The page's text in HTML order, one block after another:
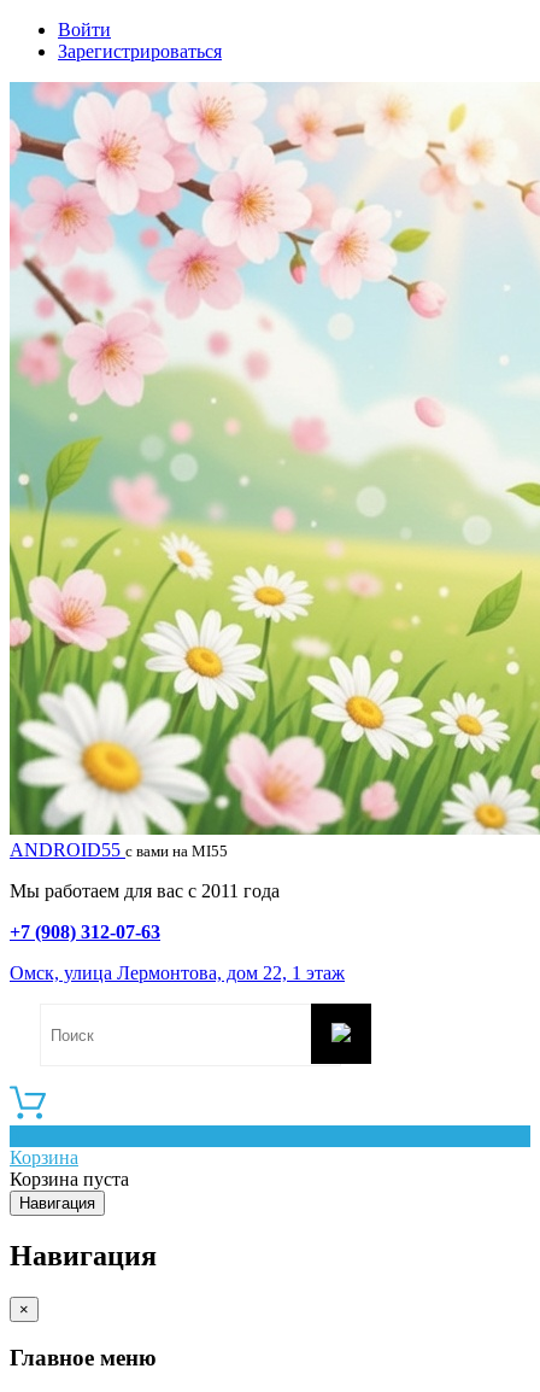
Войти
Зарегистрироваться
ANDROID55 с вами на MI55
Мы работаем для вас с 2011 года
+7 (908) 312-07-63
Омск, улица Лермонтова, дом 22, 1 этаж
Корзина
Корзина пуста
Навигация
Навигация
×
Главное меню